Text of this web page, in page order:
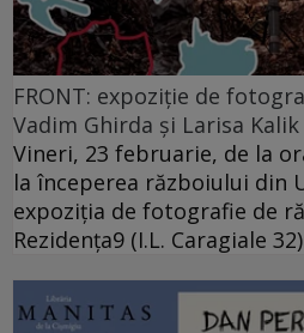
FRONT: expoziție de
Vadim Ghirda și Larisa Kalik
Vineri, 23 februarie, de la
la începerea războiului din
expoziția de fotografie de
Rezidența9 (I.L. Caragiale